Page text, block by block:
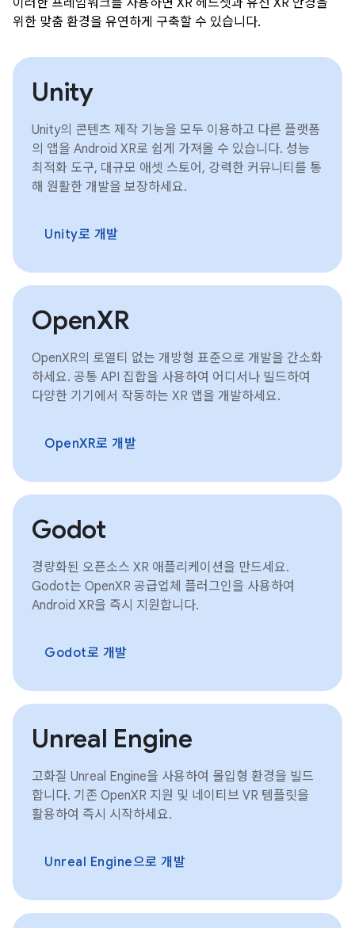
위한 맞춤 환경을 유연하게 구축할 수 있습니다.
Unity
Unity의 콘텐츠 제작 기능을 모두 이용하고 다른 플랫폼
의 앱을 Android XR로 쉽게 가져올 수 있습니다. 성능
최적화 도구, 대규모 애셋 스토어, 강력한 커뮤니티를 통
해 원활한 개발을 보장하세요.
Unity로 개발
OpenXR
OpenXR의 로열티 없는 개방형 표준으로 개발을 간소화
하세요. 공통 API 집합을 사용하여 어디서나 빌드하여
다양한 기기에서 작동하는 XR 앱을 개발하세요.
OpenXR로 개발
Godot
경량화된 오픈소스 XR 애플리케이션을 만드세요.
Godot는 OpenXR 공급업체 플러그인을 사용하여
Android XR을 즉시 지원합니다.
Godot로 개발
Unreal Engine
고화질 Unreal Engine을 사용하여 몰입형 환경을 빌드
합니다. 기존 OpenXR 지원 및 네이티브 VR 템플릿을
활용하여 즉시 시작하세요.
Unreal Engine으로 개발